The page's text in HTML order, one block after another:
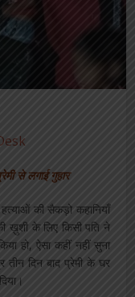
से लगाई गुहार
की सैकड़ो कहानियाँ
ख़ुशी के लिए किसी पति ने
हो, ऐसा कहीं नहीं सुना
तीन दिन बाद प्रेमी के घर